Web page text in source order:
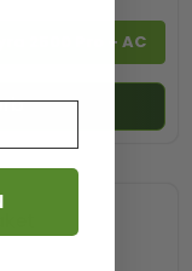
Lyra 2500 Pro + AC